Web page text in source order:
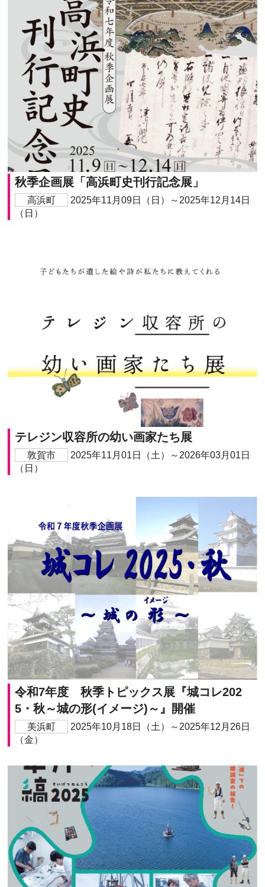
秋季企画展「高浜町史刊行記念展」
高浜町
2025年11月09日（日）～2025年12月14日
（日）
テレジン収容所の幼い画家たち展
敦賀市
2025年11月01日（土）～2026年03月01日
（日）
令和7年度 秋季トピックス展『城コレ202
5・秋～城の形(イメージ)～』開催
美浜町
2025年10月18日（土）～2025年12月26日
（金）